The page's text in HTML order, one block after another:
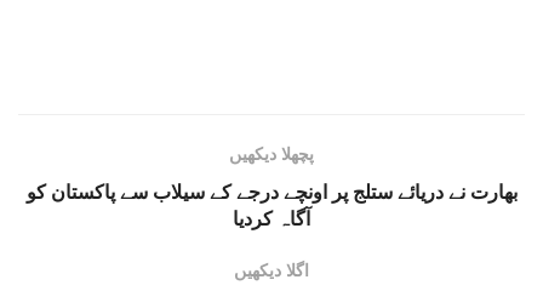
پچھلا دیکھیں
بھارت نے دریائے ستلج پر اونچے درجے کے سیلاب سے پاکستان کو
آگاہ کردیا
اگلا دیکھیں